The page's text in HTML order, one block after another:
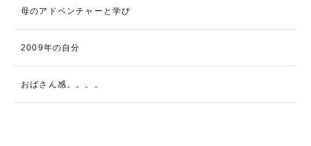
母のアドベンチャーと学び
2009年の自分
おばさん感。。。。